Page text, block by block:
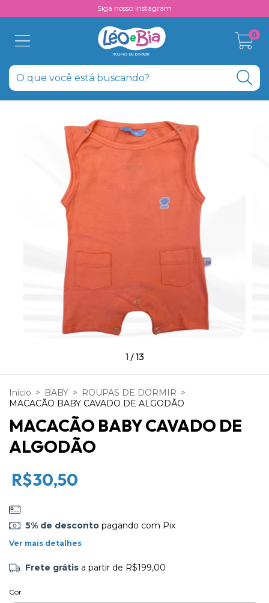
Siga nosso Instagram
0
1/13
Início > BABY > ROUPAS DE DORMIR >
MACACÃO BABY CAVADO DE ALGODÃO
MACACÃO BABY CAVADO DE
ALGODÃO
R$30,50
5% de descontopagando com Pix
Ver mais detalhes
Frete grátis a partir de R$199,00
Cor